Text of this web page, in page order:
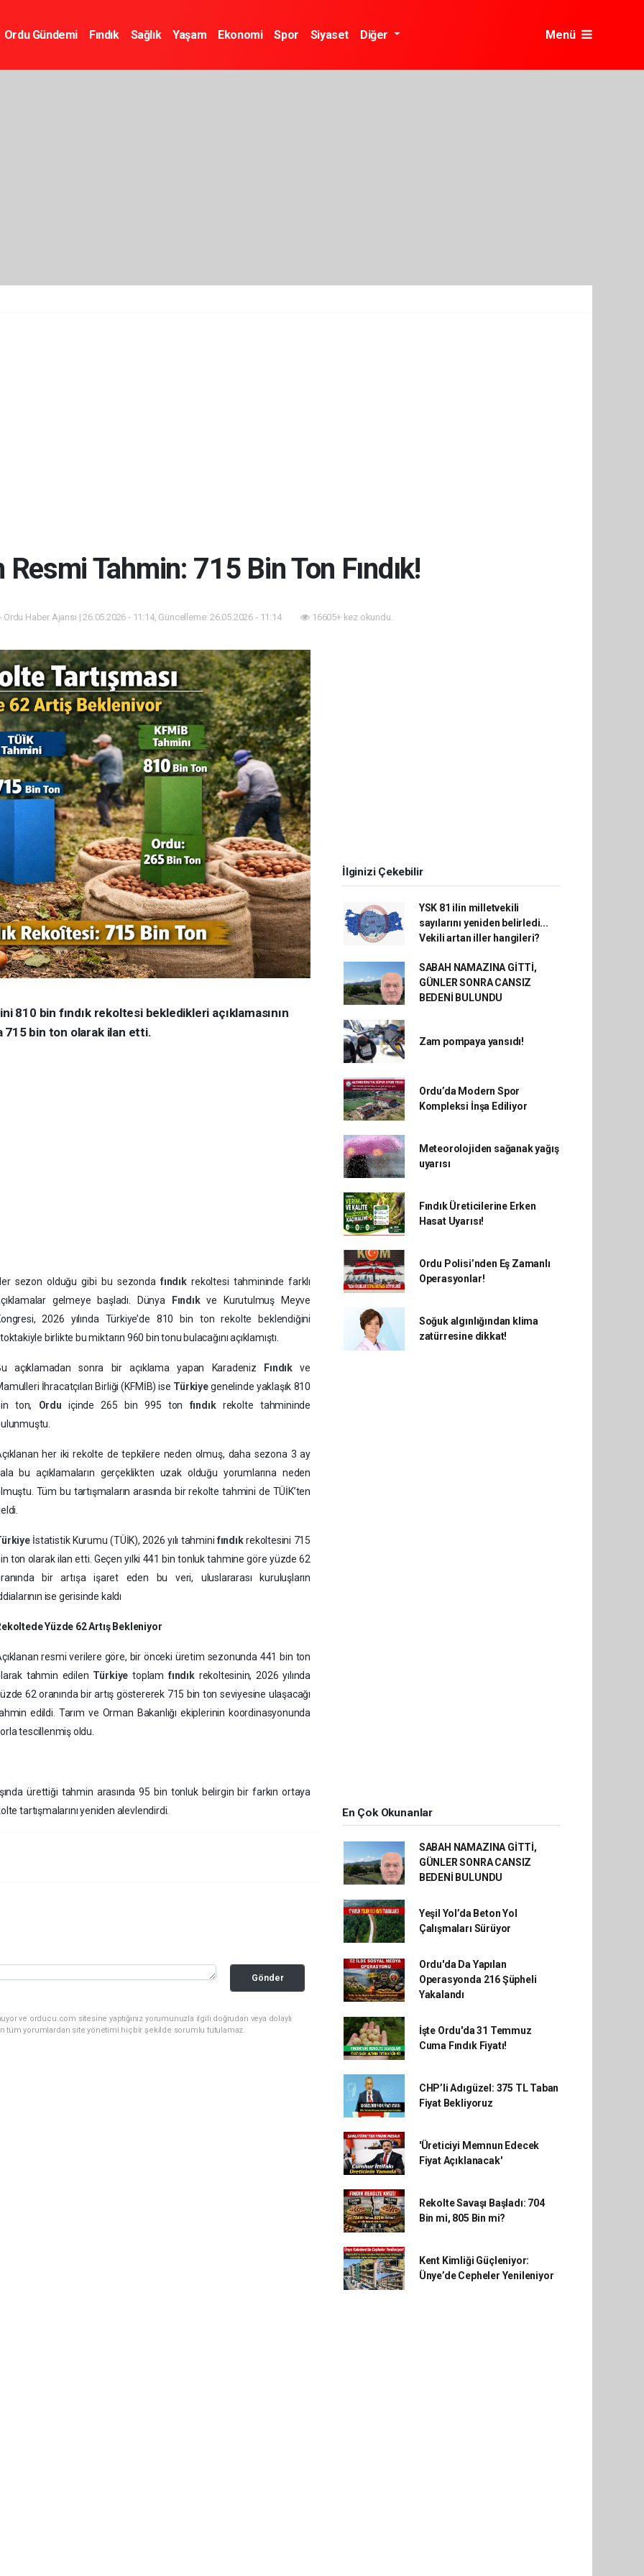
Ordu Gündemi Fındık Sağlık Yaşam Ekonomi Spor Siyaset Diğer Menü
Resmi Tahmin: 715 Bin Ton Fındık!
Ordu Haber Ajansı | 26.05.2026 - 11:14, Güncelleme: 26.05.2026 - 11:14 16605+ kez okundu.
810 bin fındık rekoltesi bekledikleri açıklamasının
715 bin ton olarak ilan etti.
sezon olduğu gibi bu sezonda fındıkrekoltesi tahmininde farklı
gelmeye başladı. Dünya
Fındıkve Kurutulmuş Meyve
2026 yılında Türkiye’de 810 bin ton rekolte beklendiğini
birlikte bu miktarın 960 bin tonu bulacağını açıklamıştı.
açıklamadan sonra bir açıklama yapan Karadeniz Fındıkve
İhracatçıları Birliği (KFMİB) ise Türkiyegenelinde yaklaşık 810
ton, Orduiçinde 265 bin 995 ton fındık rekolte tahmininde
her iki rekolte de tepkilere neden olmuş, daha sezona 3 ay
bu açıklamaların gerçeklikten uzak olduğu yorumlarına neden
Tüm bu tartışmaların arasında bir rekolte tahmini de TÜİK’ten
İstatistik Kurumu (TÜİK), 2026 yılı tahmini fındıkrekoltesini 715
ton olarak ilan etti. Geçen yılki 441 bin tonluk tahmine göre yüzde 62
bir artışa işaret eden bu veri, uluslararası kuruluşların
ise gerisinde kaldı
Yüzde 62 Artış Bekleniyor
resmi verilere göre, bir önceki üretim sezonunda 441 bin ton
tahmin edilen Türkiyetoplam fındık rekoltesinin, 2026 yılında
62 oranında bir artış göstererek 715 bin ton seviyesine ulaşacağı
edildi. Tarım ve Orman Bakanlığı ekiplerinin koordinasyonunda
tescillenmiş oldu.
ürettiği tahmin arasında 95 bin tonluk belirgin bir farkın ortaya
tartışmalarını yeniden alevlendirdi.
Gönder
ve orducu.com sitesine yaptığınız yorumunuzla ilgili doğrudan veya dolaylı
tüm yorumlardan site yönetimi hiçbir şekilde sorumlu tutulamaz.
İlginizi Çekebilir
YSK 81 ilin milletvekili
sayılarını yeniden belirledi...
Vekili artan iller hangileri?
SABAH NAMAZINA GİTTİ,
GÜNLER SONRA CANSIZ
BEDENİ BULUNDU
Zam pompaya yansıdı!
Ordu’da Modern Spor
Kompleksi İnşa Ediliyor
Meteorolojiden sağanak yağış
uyarısı
Fındık Üreticilerine Erken
Hasat Uyarısı!
Ordu Polisi’nden Eş Zamanlı
Operasyonlar!
Soğuk algınlığından klima
zatürresine dikkat!
En Çok Okunanlar
SABAH NAMAZINA GİTTİ,
GÜNLER SONRA CANSIZ
BEDENİ BULUNDU
Yeşil Yol’da Beton Yol
Çalışmaları Sürüyor
Ordu'da Da Yapılan
Operasyonda 216 Şüpheli
Yakalandı
İşte Ordu'da 31 Temmuz
Cuma Fındık Fiyatı!
CHP’li Adıgüzel: 375 TL Taban
Fiyat Bekliyoruz
'Üreticiyi Memnun Edecek
Fiyat Açıklanacak'
Rekolte Savaşı Başladı: 704
Bin mi, 805 Bin mi?
Kent Kimliği Güçleniyor:
Ünye’de Cepheler Yenileniyor